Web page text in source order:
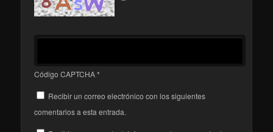
Código CAPTCHA*
Recibir un correo electrónico con los siguientes
comentarios a esta entrada.